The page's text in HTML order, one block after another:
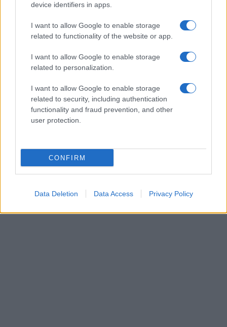
device identifiers in apps.
I want to allow Google to enable storage
related to functionality of the website or app.
I want to allow Google to enable storage
related to personalization.
I want to allow Google to enable storage
related to security, including authentication
functionality and fraud prevention, and other
user protection.
CONFIRM
Data Deletion Data Access Privacy Policy
Νιάρχος
E-PTOLEMEOS TEAM
27 ΙΑΝΟΥΑΡΊΟΥ 2022, 1:13 ΜΜ - ΕΝΗΜΕΡΏΘΗΚΕ ΣΤΙΣ 10 ΙΟΥΝΊΟΥ 2025, 7:15 ΜΜ
ΠΕΡΙΣΣΌΤΕΡΑDETAILS